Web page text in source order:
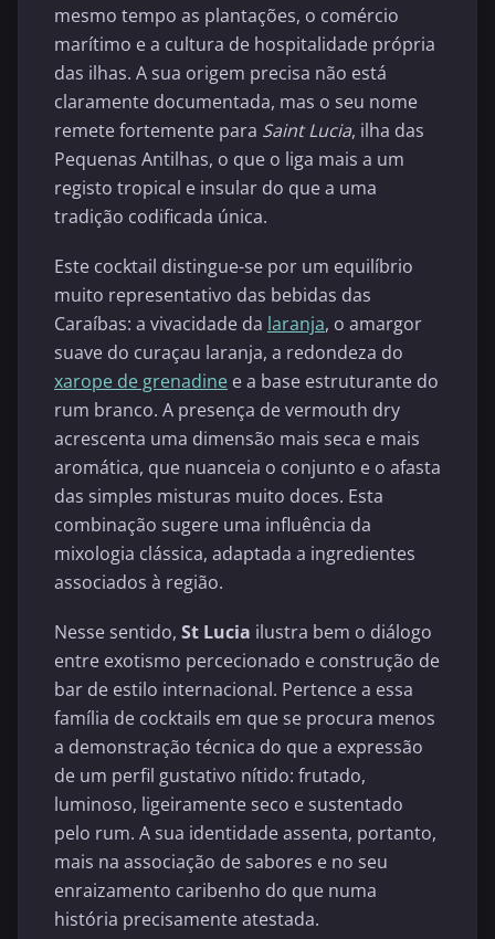
mesmo tempo as plantações, o comércio
marítimo e a cultura de hospitalidade própria
das ilhas. A sua origem precisa não está
claramente documentada, mas o seu nome
remete fortemente para Saint Lucia, ilha das
Pequenas Antilhas, o que o liga mais a um
registo tropical e insular do que a uma
tradição codificada única.
Este cocktail distingue-se por um equilíbrio
muito representativo das bebidas das
Caraíbas: a vivacidade da laranja, o amargor
suave do curaçau laranja, a redondeza do
xarope de grenadine e a base estruturante do
rum branco. A presença de vermouth dry
acrescenta uma dimensão mais seca e mais
aromática, que nuanceia o conjunto e o afasta
das simples misturas muito doces. Esta
combinação sugere uma influência da
mixologia clássica, adaptada a ingredientes
associados à região.
Nesse sentido, St Lucia ilustra bem o diálogo
entre exotismo percecionado e construção de
bar de estilo internacional. Pertence a essa
família de cocktails em que se procura menos
a demonstração técnica do que a expressão
de um perfil gustativo nítido: frutado,
luminoso, ligeiramente seco e sustentado
pelo rum. A sua identidade assenta, portanto,
mais na associação de sabores e no seu
enraizamento caribenho do que numa
história precisamente atestada.